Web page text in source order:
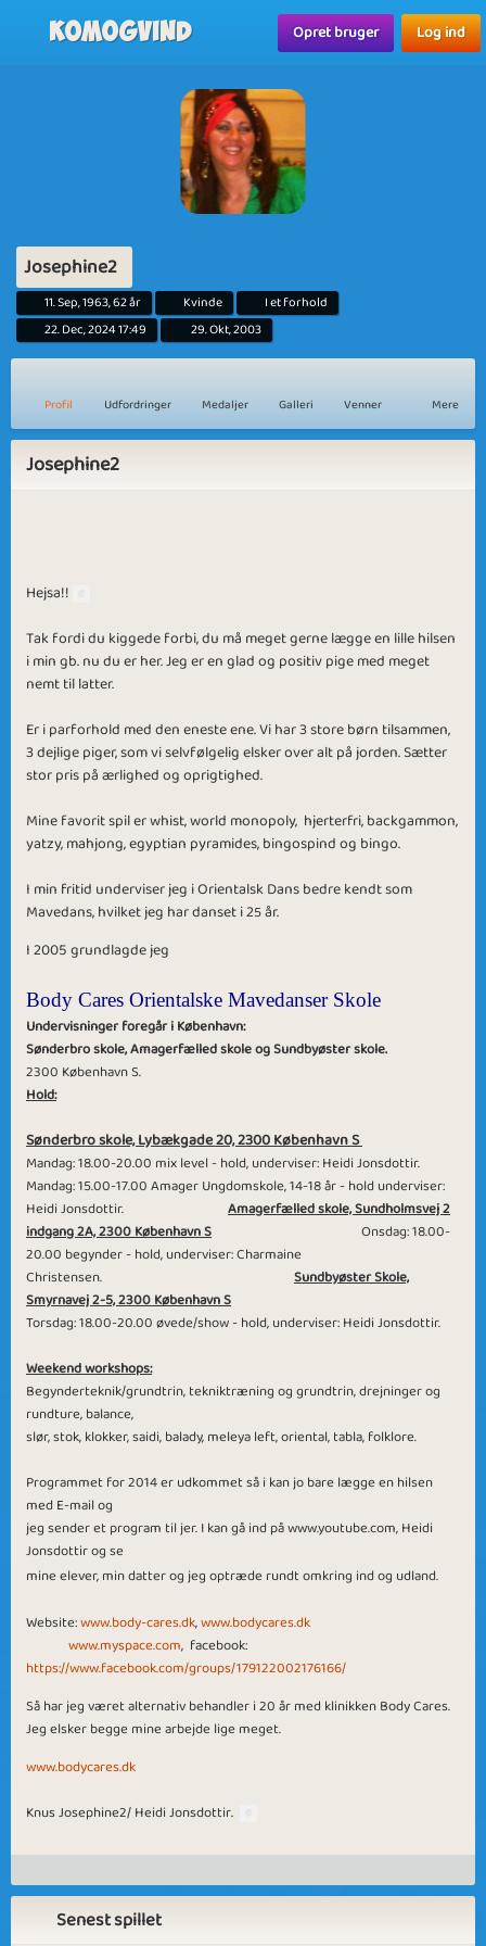
Komogvind Opret bruger Log ind
Josephine2
11. Sep, 1963, 62 år Kvinde
I et forhold
22. Dec, 2024 17:49
29. Okt, 2003
Profil Udfordringer Medaljer Galleri Venner Mere
Josephine2
Hejsa!!
Tak fordi du kiggede forbi, du må meget gerne lægge en lille hilsen
i min gb. nu du er her. Jeg er en glad og positiv pige med meget
nemt til latter.
Er i parforhold med den eneste ene. Vi har 3 store børn tilsammen,
3 dejlige piger, som vi selvfølgelig elsker over alt på jorden. Sætter
stor pris på ærlighed og oprigtighed.
Mine favorit spil er whist, world monopoly, hjerterfri, backgammon,
yatzy, mahjong, egyptian pyramides, bingospind og bingo.
I min fritid underviser jeg i Orientalsk Dans bedre kendt som
Mavedans, hvilket jeg har danset i 25år.
I 2005 grundlagde jeg
Body Cares Orientalske Mavedanser Skole
Undervisninger foregår i København:
Sønderbro skole, Amagerfælledskole og Sundbyøster skole.
2300 København S.
Hold:
Sønderbro skole, Lybækgade 20, 2300 København S
Mandag: 18.00-20.00 mix level - hold, underviser: Heidi Jonsdottir.
Mandag: 15.00-17.00 Amager Ungdomskole, 14-18 år- hold underviser:
Heidi Jonsdottir.
Amagerfælled skole, Sundholmsvej 2
indgang 2A,2300 København S Onsdag:18.00-
20.00 begynder- hold, underviser: Charmaine
Christensen. Sundbyøster Skole,
Smyrnavej 2-5,2300 København S
Torsdag:18.00-20.00 øvede/show - hold, underviser: Heidi Jonsdottir.
Weekend workshops:
Begynderteknik/grundtrin, tekniktræning og grundtrin, drejninger og
rundture, balance,
slør, stok, klokker, saidi, balady, meleya left, oriental, tabla, folklore.
Programmet for 2014er udkommet så i kan jo bare lægge en hilsen
med E-mail og
jeg sender et program til jer. I kan gå ind på www.youtube.com, Heidi
Jonsdottirog se
mine elever, min datter ogjegoptræde rundt omkring ind og udland.
Website:www.body-cares.dk,www.bodycares.dk
www.myspace.com, facebook:
https://www.facebook.com/groups/179122002176166/
Så har jeg været alternativ behandler i 20 år med klinikken Body Cares.
Jeg elsker begge mine arbejde lige meget.
www.bodycares.dk
Knus Josephine2/Heidi Jonsdottir.
Senest spillet